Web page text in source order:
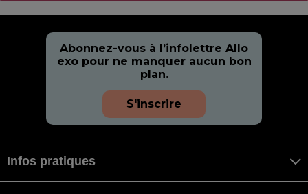
Abonnez-vous à l’infolettre Allo
exo pour ne manquer aucun bon
plan.
S'inscrire
Infos pratiques